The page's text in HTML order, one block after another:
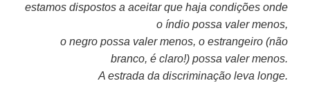
estamos dispostos a aceitar que haja condições onde
o índio possa valer menos,
o negro possa valer menos, o estrangeiro (não
branco, é claro!) possa valer menos.
A estrada da discriminação leva longe.